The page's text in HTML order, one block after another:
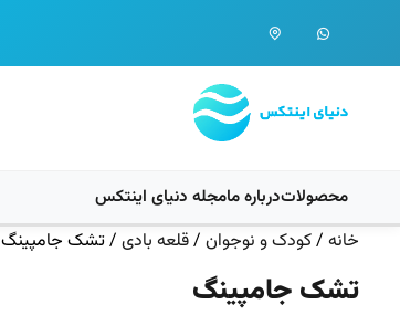
محصولاتدرباره مامجله دنیای اینتکس
خانه /کودک و نوجوان /قلعه بادی / تشک جامپینگ
تشک جامپینگ